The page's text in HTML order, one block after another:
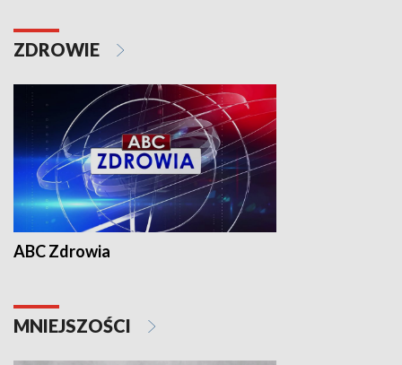
ZDROWIE
ABC Zdrowia
MNIEJSZOŚCI